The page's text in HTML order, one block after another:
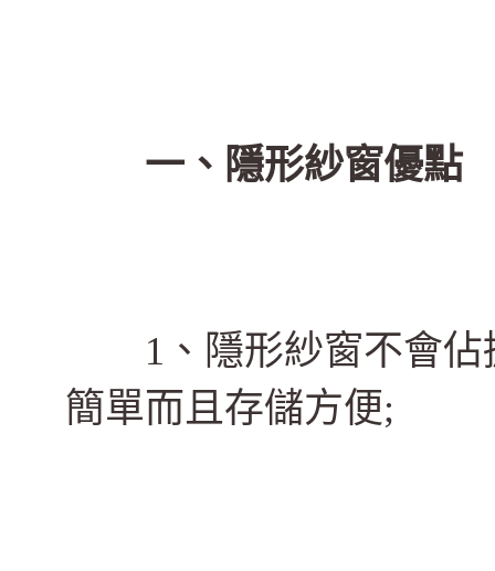
一、隱形紗窗優點
1、隱形紗窗不會佔
簡單而且存儲方便;